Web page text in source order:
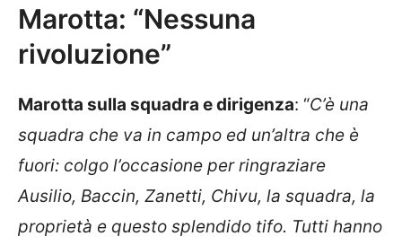
Marotta: “Nessuna
rivoluzione”
Marotta sulla squadra e dirigenza: “C’è una
squadra che va in campo ed un’altra che è
fuori: colgo l’occasione per ringraziare
Ausilio, Baccin, Zanetti, Chivu, la squadra, la
proprietà e questo splendido tifo. Tutti hanno